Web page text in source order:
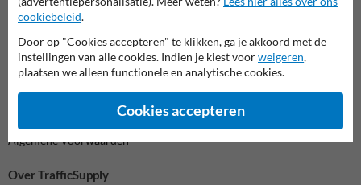
Informatie
Product(en) retourneren
Cookie / Privacy
Sitemap
Algemene Voorwaarden
Over TrafficSupply
cookiebeleid.
Door op "Cookies accepteren" te klikken, ga je akkoord met de
instellingen van alle cookies. Indien je kiest voorweigeren,
plaatsen we alleen functionele en analytische cookies.
Cookies accepteren